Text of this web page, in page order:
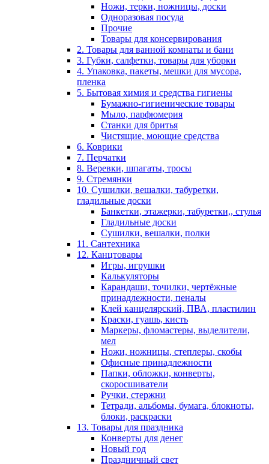
Ножи, терки, ножницы, доски
Одноразовая посуда
Прочие
Товары для консервирования
2. Товары для ванной комнаты и бани
3. Губки, салфетки, товары для уборки
4. Упаковка, пакеты, мешки для мусора,
пленка
5. Бытовая химия и средства гигиены
Бумажно-гигиенические товары
Мыло, парфюмерия
Станки для бритья
Чистящие, моющие средства
6. Коврики
7. Перчатки
8. Веревки, шпагаты, тросы
9. Стремянки
10. Сушилки, вешалки, табуретки,
гладильные доски
Банкетки, этажерки, табуретки,, стулья
Гладильные доски
Сушилки, вешалки, полки
11. Сантехника
12. Канцтовары
Игры, игрушки
Калькуляторы
Карандаши, точилки, чертёжные
принадлежности, пеналы
Клей канцелярский, ПВА, пластилин
Краски, гуашь, кисть
Маркеры, фломастеры, выделители,
мел
Ножи, ножницы, степлеры, скобы
Офисные принадлежности
Папки, обложки, конверты,
скоросшиватели
Ручки, стержни
Тетради, альбомы, бумага, блокноты,
блоки, раскраски
13. Товары для праздника
Конверты для денег
Новый год
Праздничный свет